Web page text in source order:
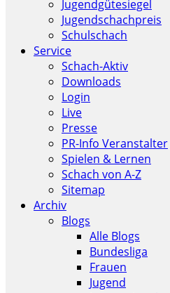
Jugendgütesiegel
Jugendschachpreis
Schulschach
Service
Schach-Aktiv
Downloads
Login
Live
Presse
PR-Info Veranstalter
Spielen & Lernen
Schach von A-Z
Sitemap
Archiv
Blogs
Alle Blogs
Bundesliga
Frauen
Jugend